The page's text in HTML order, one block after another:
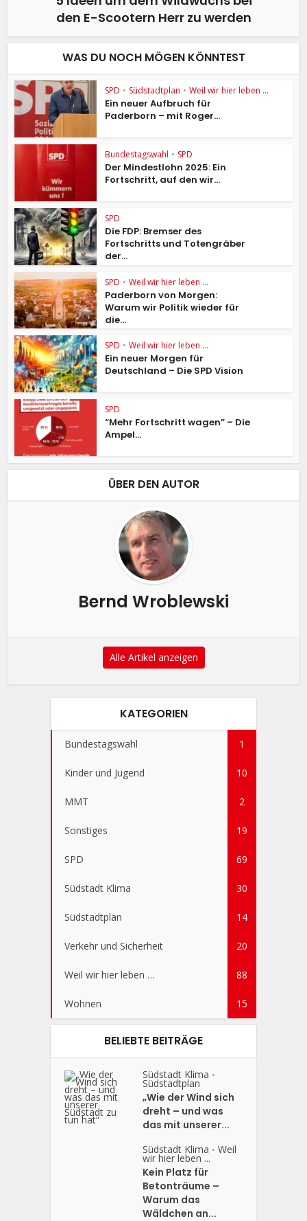
den E-Scootern Herr zu werden
WAS DU NOCH MÖGEN KÖNNTEST
SPD • Südstadtplan • Weil wir hier leben ...
Ein neuer Aufbruch für
Paderborn – mit Roger...
Bundestagswahl • SPD
Der Mindestlohn 2025: Ein
Fortschritt, auf den wir...
SPD
Die FDP: Bremser des
Fortschritts und Totengräber
der...
SPD • Weil wir hier leben ...
Paderborn von Morgen:
Warum wir Politik wieder für
die...
SPD • Weil wir hier leben ...
Ein neuer Morgen für
Deutschland – Die SPD Vision
SPD
“Mehr Fortschritt wagen” – Die
Ampel...
ÜBER DEN AUTOR
Bernd Wroblewski
Alle Artikel anzeigen
KATEGORIEN
Bundestagswahl 1
Kinder und Jugend 10
MMT 2
Sonstiges 19
SPD 69
Südstadt Klima 30
Südstadtplan 14
Verkehr und Sicherheit 20
Weil wir hier leben … 88
Wohnen 15
BELIEBTE BEITRÄGE
Südstadt Klima •
Südstadtplan
„Wie der Wind sich
dreht – und was
das mit unserer...
Südstadt Klima • Weil
wir hier leben ...
Kein Platz für
Betonträume –
Warum das
Wäldchen an...